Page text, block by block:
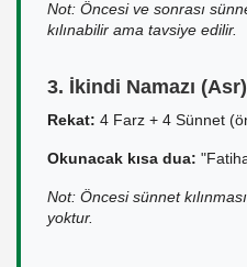
Not: Öncesi ve sonrası
kılınabilir ama tavsiye edilir.
3. İkindi Namazı (Asr)
Rekat: 4 Farz + 4 Sünnet
Okunacak kısa dua:
Not: Öncesi sünnet
yoktur.